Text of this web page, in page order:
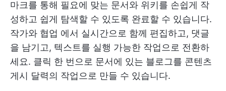
마크를 통해 필요에 맞는 문서와 위키를 손쉽게 작
성하고 쉽게 탐색할 수 있도록 완료할 수 있습니다.
작가와 협업 에서 실시간으로 함께 편집하고, 댓글
을 남기고, 텍스트를 실행 가능한 작업으로 전환하
세요. 클릭 한 번으로 문서에 있는 블로그를 콘텐츠
게시 달력의 작업으로 만들 수 있습니다.